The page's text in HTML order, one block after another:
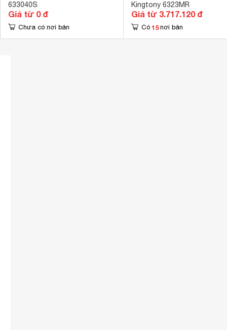
633040S
Giá từ 0 đ
Chưa có nơi bán
Kingtony 6323MR
Giá từ 3.717.120 đ
Có 15 nơi bán